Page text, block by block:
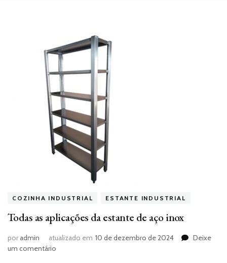
COZINHA INDUSTRIAL ESTANTE INDUSTRIAL
Todas as aplicações da estante de aço inox
poradmin atualizado em 10 de dezembro de 2024
Deixe
um comentário